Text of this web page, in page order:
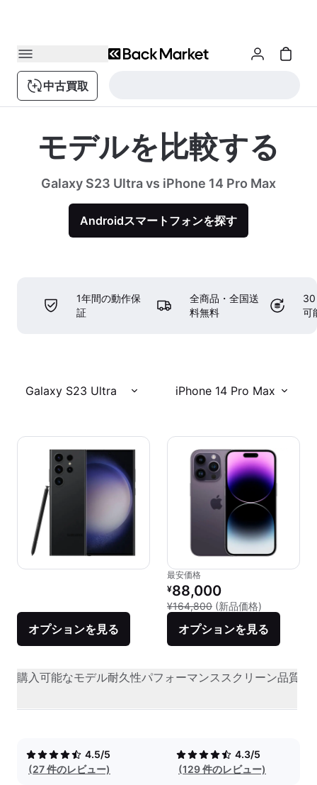
中古買取
モデルを比較する
Galaxy S23 Ultra vs iPhone 14 Pro Max
Androidスマートフォンを探す
1年間の動作保
証
全商品・全国送
料無料
30
可
Galaxy S23 Ultra iPhone 14 Pro Max
オプションを見る
最安価格
リファービッシュ品の価格：
¥88,000
¥164,800 (新品価格)
オプションを見る
購入可能なモデル耐久性パフォーマンススクリーン品質
4.5/5
(27 件のレビュー)
4.3/5
(129 件のレビュー)